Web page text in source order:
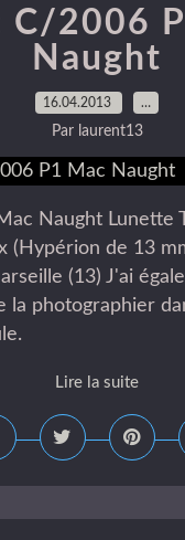
C/2006
Naught
16.04.2013 …
Par laurent13
Naught Lunette
(Hypérion de 13
(13) J'ai
la photographier
Lire la suite